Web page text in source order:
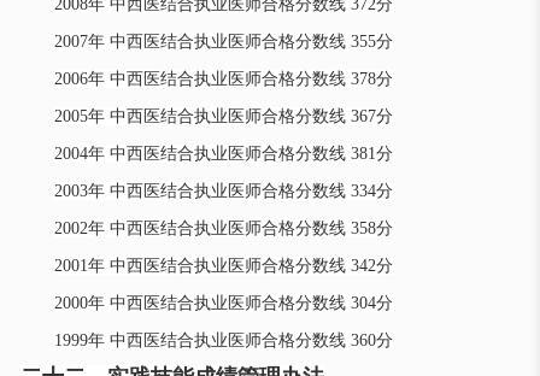
2008年 中西医结合执业医师合格分数线 372分
2007年 中西医结合执业医师合格分数线 355分
2006年 中西医结合执业医师合格分数线 378分
2005年 中西医结合执业医师合格分数线 367分
2004年 中西医结合执业医师合格分数线 381分
2003年 中西医结合执业医师合格分数线 334分
2002年 中西医结合执业医师合格分数线 358分
2001年 中西医结合执业医师合格分数线 342分
2000年 中西医结合执业医师合格分数线 304分
1999年 中西医结合执业医师合格分数线 360分